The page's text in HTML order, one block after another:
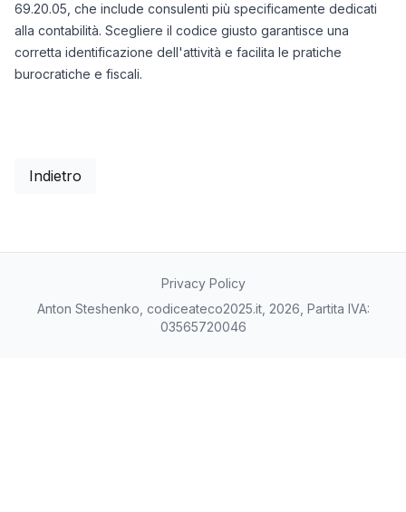
69.20.05, che include consulenti più specificamente dedicati
alla contabilità. Scegliere il codice giusto garantisce una
corretta identificazione dell'attività e facilita le pratiche
burocratiche e fiscali.
Indietro
Privacy Policy
Anton Steshenko, codiceateco2025.it, 2026, Partita IVA:
03565720046